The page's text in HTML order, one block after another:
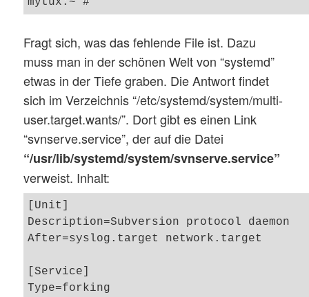
Fragt sich, was das fehlende File ist. Dazu
muss man in der schönen Welt von “systemd”
etwas in der Tiefe graben. Die Antwort findet
sich im Verzeichnis “/etc/systemd/system/multi-
user.target.wants/”. Dort gibt es einen Link
“svnserve.service”, der auf die Datei
“/usr/lib/systemd/system/svnserve.service”
verweist. Inhalt:
[Unit]
Description=Subversion protocol daemon
After=syslog.target network.target
[Service]
Type=forking